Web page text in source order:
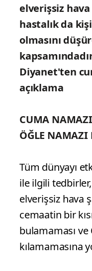
elverişsiz hava
hastalık da
olmasını
Diyanet'ten
açıklama
CUMA
ÖĞLE NAMAZI
Tüm dünyayı
ile ilgili
elverişsiz hava
cemaatin bir
bulamaması ve
kılamamasına